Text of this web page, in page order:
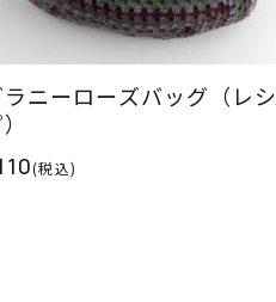
ニーローズバッグ（レシ
(税込)